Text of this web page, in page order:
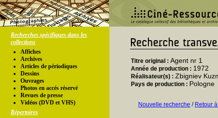
Recherches spécifiques dans les
collections
Affiches
Archives
Articles de périodiques
Dessins
Ouvrages
Photos en accés réservé
Revues de presse
Vidéos (DVD et VHS)
Répertoires
Titre original : Agent nr 1
Année de production : 1972
Réalisateur(s) : Zbigniev
Pays de production : Pologne
Nouvelle recherche / Retour